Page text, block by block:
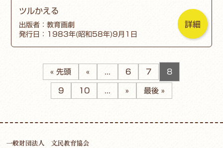
ツルかえる
出版者：教育画劇
発行日：1983年(昭和58年)9月1日
詳細
« 先頭 « 6 7 8
9 10 » 最後 »